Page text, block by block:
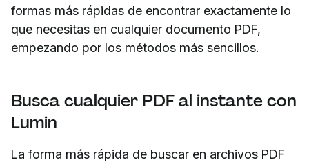
formas más rápidas de encontrar exactamente lo
que necesitas en cualquier documento PDF,
empezando por los métodos más sencillos.
Busca cualquier PDF al instante con
Lumin
La forma más rápida de buscar en archivos PDF